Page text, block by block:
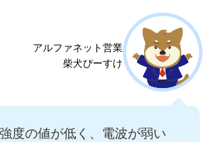
アルファネット営業
柴犬ぴーすけ
度の値が低く、電波が弱い